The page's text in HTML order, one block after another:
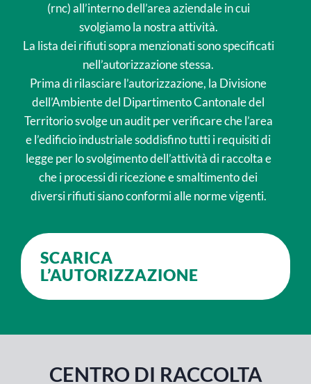
(rnc) all’interno dell’area aziendale in cui
svolgiamo la nostra attività.
La lista dei rifiuti sopra menzionati sono specificati
nell’autorizzazione stessa.
Prima di rilasciare l’autorizzazione, la Divisione
dell’Ambiente del Dipartimento Cantonale del
Territorio svolge un audit per verificare che l’area
e l’edificio industriale soddisfino tutti i requisiti di
legge per lo svolgimento dell’attività di raccolta e
che i processi di ricezione e smaltimento dei
diversi rifiuti siano conformi alle norme vigenti.
SCARICA
L’AUTORIZZAZIONE
CENTRO DI RACCOLTA